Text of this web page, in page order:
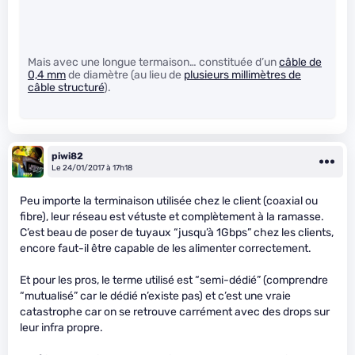
Mais avec une longue termaison… constituée d’uncâble de
0,4 mmde diamètre (au lieu de plusieurs millimètres de
câble structuré).
piwi82
Le 24/01/2017 à 17h18
Peu importe la terminaison utilisée chez le client (coaxial ou
fibre), leur réseau est vétuste et complètement à la ramasse.
C’est beau de poser de tuyaux “jusqu’à 1Gbps” chez les clients,
encore faut-il être capable de les alimenter correctement.
Et pour les pros, le terme utilisé est “semi-dédié” (comprendre
“mutualisé” car le dédié n’existe pas) et c’est une vraie
catastrophe car on se retrouve carrément avec des drops sur
leur infra propre.